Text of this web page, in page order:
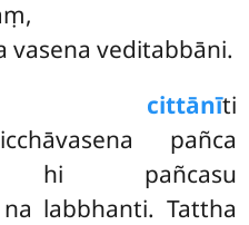
vasena veditabbāni.
cittānīti
pañca
hi pañcasu
labbhanti. Tattha